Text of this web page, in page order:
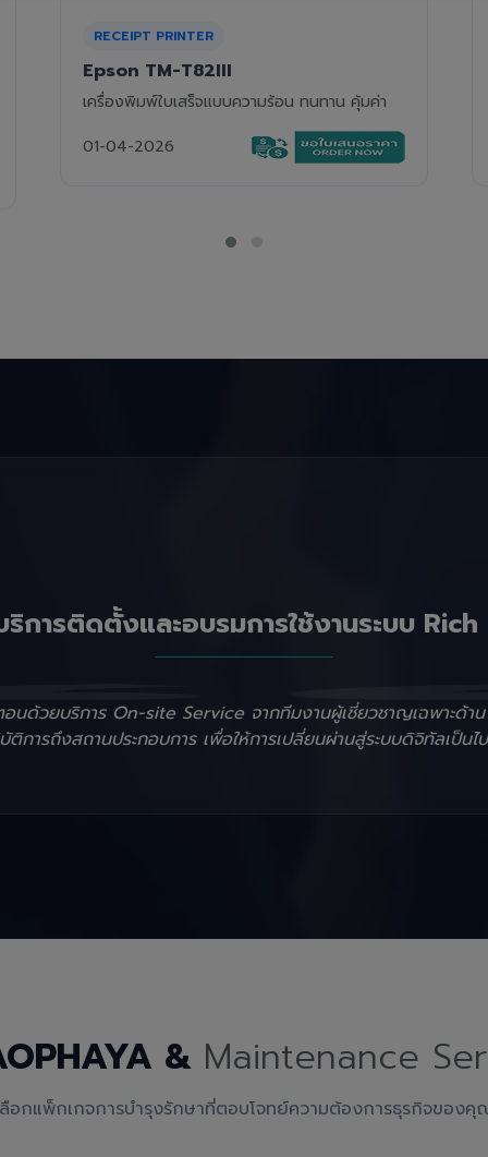
RECEIPT PRINTER
Epson TM-T88VII
เครื่องพิมพ์ใบเสร็จความร้อนรุ่นท็อป ความเร็วสูง
01-04-2026
ริการติดตั้งและอบรมการใช้งานระบบ Rich
อนด้วยบริการ On-site Service จากทีมงานผู้เชี่ยวชาญเฉพาะด้า
การถึงสถานประกอบการ เพื่อให้การเปลี่ยนผ่านสู่ระบบดิจิทัลเป็นไ
& Maintenance
อกแพ็กเกจการบำรุงรักษาที่ตอบโจทย์ความต้องการธุรกิจของ